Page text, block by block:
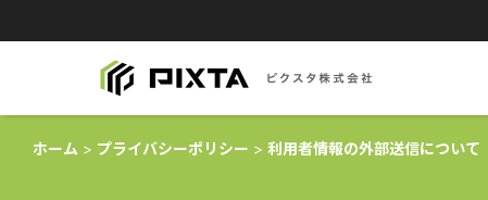
ホーム プライバシーポリシー 利用者情報の外部送信について